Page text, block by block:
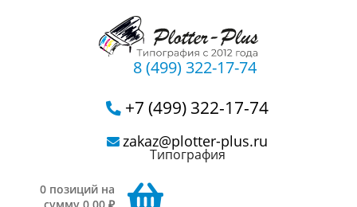
8 (499) 322-17-74
+7 (499) 322-17-74
zakaz@plotter-plus.ru
Типография
0 позиций на